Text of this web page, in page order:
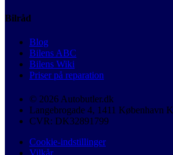
Bilråd
Blog
Bilens ABC
Bilens Wiki
Priser på reparation
© 2026 Autobutler.dk
Langebrogade 4, 1411 København K
CVR: DK32891799
Cookie-indstillinger